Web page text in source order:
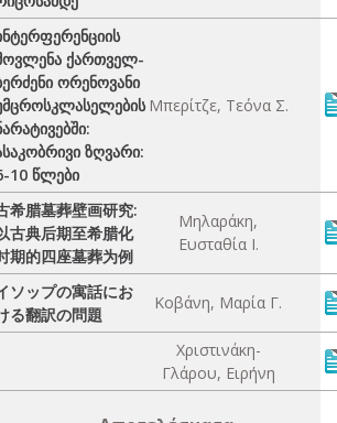
ქართველ-
ორენოვანი
ზღვარი:
10 წლები
Μπερίτζε, Τεόνα Σ.
希腊墓葬壁画研究:
古典后期至希腊化
期的四座墓葬为例
Μηλαράκη,
Ευσταθία Ι.
ソップの寓話にお
る翻訳の問題
Κοβάνη, Μαρία Γ.
Χριστινάκη-
Γλάρου, Ειρήνη